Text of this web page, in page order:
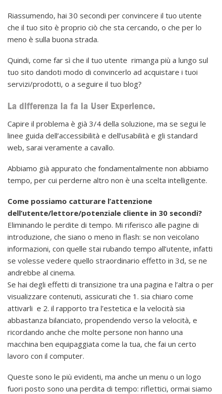
Riassumendo, hai 30 secondi per convincere il tuo utente
che il tuo sito è proprio ciò che sta cercando, o che per lo
meno è sulla buona strada.
Quindi, come far sì che il tuo utente rimanga più a lungo sul
tuo sito dandoti modo di convincerlo ad acquistare i tuoi
servizi/prodotti, o a seguire il tuo blog?
La differenza la fa la User Experience.
Capire il problema è già 3/4 della soluzione, ma se segui le
linee guida dell’accessibilità e dell’usabilità e gli standard
web, sarai veramente a cavallo.
Abbiamo già appurato che fondamentalmente non abbiamo
tempo, per cui perderne altro non è una scelta intelligente.
Come possiamo catturare l’attenzione
dell’utente/lettore/potenziale cliente in 30 secondi?
Eliminando le perdite di tempo. Mi riferisco alle pagine di
introduzione, che siano o meno in flash: se non veicolano
informazioni, con quelle stai rubando tempo all’utente, infatti
se volesse vedere quello straordinario effetto in 3d, se ne
andrebbe al cinema.
Se hai degli effetti di transizione tra una pagina e l’altra o per
visualizzare contenuti, assicurati che 1. sia chiaro come
attivarli e 2. il rapporto tra l’estetica e la velocità sia
abbastanza bilanciato, propendendo verso la velocità, e
ricordando anche che molte persone non hanno una
macchina ben equipaggiata come la tua, che fai un certo
lavoro con il computer.
Queste sono le più evidenti, ma anche un menu o un logo
fuori posto sono una perdita di tempo: riflettici, ormai siamo